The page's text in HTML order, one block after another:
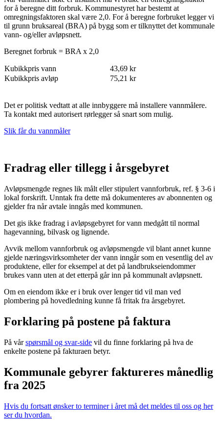
for å beregne ditt forbruk. Kommunestyret har bestemt at
omregningsfaktoren skal være 2,0. For å beregne forbruket legger vi
til grunn bruksareal (BRA) på bygg som er tilknyttet det kommunale
vann- og/eller avløpsnett.
Beregnet forbruk = BRA x 2,0
Kubikkpris vann
43,69 kr
Kubikkpris avløp
75,21 kr
Det er politisk vedtatt at alle innbyggere må installere vannmålere.
Ta kontakt med autorisert rørlegger så snart som mulig.
Slik får du vannmåler
Fradrag eller tillegg i årsgebyret
Avløpsmengde regnes lik målt eller stipulert vannforbruk, ref. § 3-6 i
lokal forskrift. Unntak fra dette må dokumenteres av abonnenten og
gjelder fra når avtale inngås med kommunen.
Det gis ikke fradrag i avløpsgebyret for vann medgått til normal
hagevanning, bilvask og lignende.
Avvik mellom vannforbruk og avløpsmengde vil blant annet kunne
gjelde næringsvirksomheter der vann inngår som en vesentlig del av
produktene, eller for eksempel at det på landbrukseiendommer
brukes vann uten at det etterpå går inn på kommunalt avløpsnett.
Om en eiendom ikke er i bruk over lenger tid vil man ved
plombering på hovedledning kunne få fritak fra årsgebyret.
Forklaring på postene på faktura
På vårspørsmål og svar-side vil du finne forklaring på hva de
enkelte postene på fakturaen betyr.
Kommunale gebyrer faktureres månedlig
fra 2025
Hvis du fortsatt ønsker to terminer i året må det meldes til oss og her
ser du hvordan.